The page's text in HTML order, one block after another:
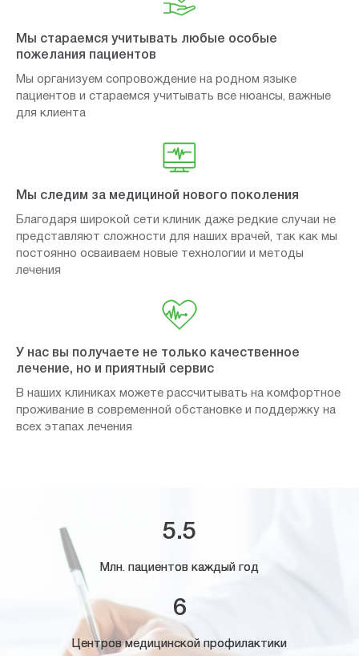
Мы стараемся учитывать любые особые
пожелания пациентов
Мы организуем сопровождение на родном языке
пациентов и стараемся учитывать все нюансы, важные
для клиента
Мы следим за медициной нового поколения
Благодаря широкой сети клиник даже редкие случаи не
представляют сложности для наших врачей, так как мы
постоянно осваиваем новые технологии и методы
лечения
У нас вы получаете не только качественное
лечение, но и приятный сервис
В наших клиниках можете рассчитывать на комфортное
проживание в современной обстановке и поддержку на
всех этапах лечения
5.5
Млн. пациентов каждый год
6
Центров медицинской профилактики